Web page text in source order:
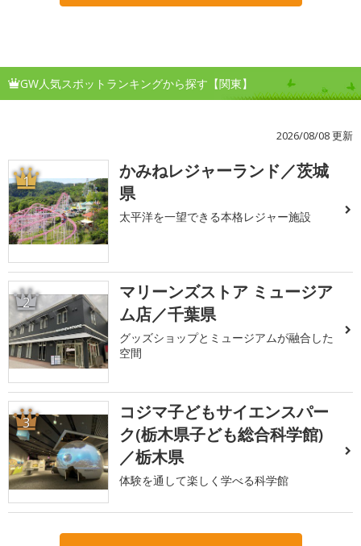
GW人気スポットランキングから探す【関東】
2026/08/08 更新
1
かみねレジャーランド／茨城
県
太平洋を一望できる本格レジャー施設
2
マリーンズストア ミュージア
ム店／千葉県
グッズショップとミュージアムが融合した
空間
3
コジマ子どもサイエンスパー
ク(栃木県子ども総合科学館)
／栃木県
体験を通して楽しく学べる科学館